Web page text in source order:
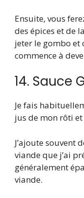
Ensuite, vous
des épices et de
jeter le gombo et
commence à
14. Sauce
Je fais
jus de mon rôti
J’ajoute souvent
viande que j’ai
généralement
viande.